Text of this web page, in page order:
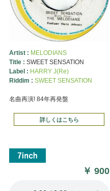
Artist : MELODIANS
Title : SWEET SENSATION
Label : HARRY J(Re)
Riddim : SWEET SENSATION
名曲再演! 84年再発盤
詳しくはこちら
￥900